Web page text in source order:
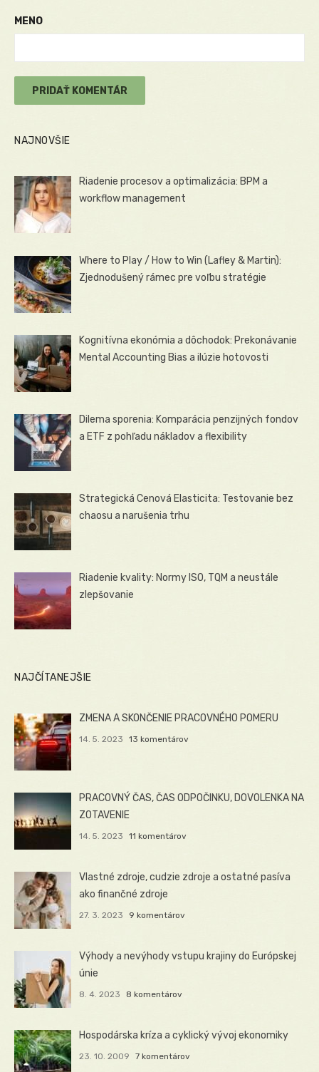
MENO
NAJNOVŠIE
Riadenie procesov a optimalizácia: BPM a
workflow management
Where to Play / How to Win (Lafley & Martin):
Zjednodušený rámec pre voľbu stratégie
Kognitívna ekonómia a dôchodok: Prekonávanie
Mental Accounting Bias a ilúzie hotovosti
Dilema sporenia: Komparácia penzijných fondov
a ETF z pohľadu nákladov a flexibility
Strategická Cenová Elasticita: Testovanie bez
chaosu a narušenia trhu
Riadenie kvality: Normy ISO, TQM a neustále
zlepšovanie
NAJČÍTANEJŠIE
ZMENA A SKONČENIE PRACOVNÉHO POMERU
14. 5. 2023 13 komentárov
PRACOVNÝ ČAS, ČAS ODPOČINKU, DOVOLENKA NA
ZOTAVENIE
14. 5. 2023 11 komentárov
Vlastné zdroje, cudzie zdroje a ostatné pasíva
ako finančné zdroje
27. 3. 2023 9 komentárov
Výhody a nevýhody vstupu krajiny do Európskej
únie
8. 4. 2023 8 komentárov
Hospodárska kríza a cyklický vývoj ekonomiky
23. 10. 2009 7 komentárov